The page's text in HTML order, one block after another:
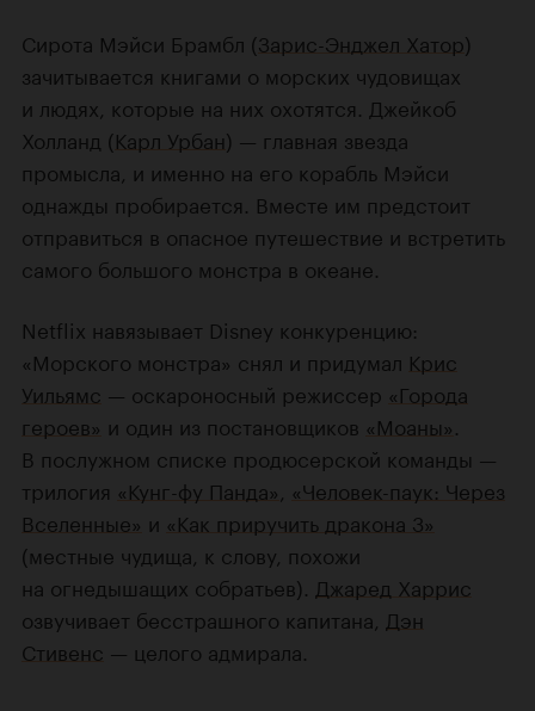
Сирота Мэйси Брамбл (Зарис-Энджел Хатор)
зачитывается книгами о морских чудовищах
и людях, которые на них охотятся. Джейкоб
Холланд (Карл Урбан) — главная звезда
промысла, и именно на его корабль Мэйси
однажды пробирается. Вместе им предстоит
отправиться в опасное путешествие и встретить
самого большого монстра в океане.
Netflix навязывает Disney конкуренцию:
«Морского монстра» снял и придумал Крис
Уильямс — оскароносный режиссер «Города
героев» и один из постановщиков «Моаны»
В послужном списке продюсерской команды —
трилогия «Кунг-фу Панда» «Человек-паук: Через
Вселенные» и «Как приручить дракона 3»
(местные чудища, к слову, похожи
на огнедышащих собратьев). Джаред Харрис
озвучивает бесстрашного капитана, Дэн
Стивенс — целого адмирала.